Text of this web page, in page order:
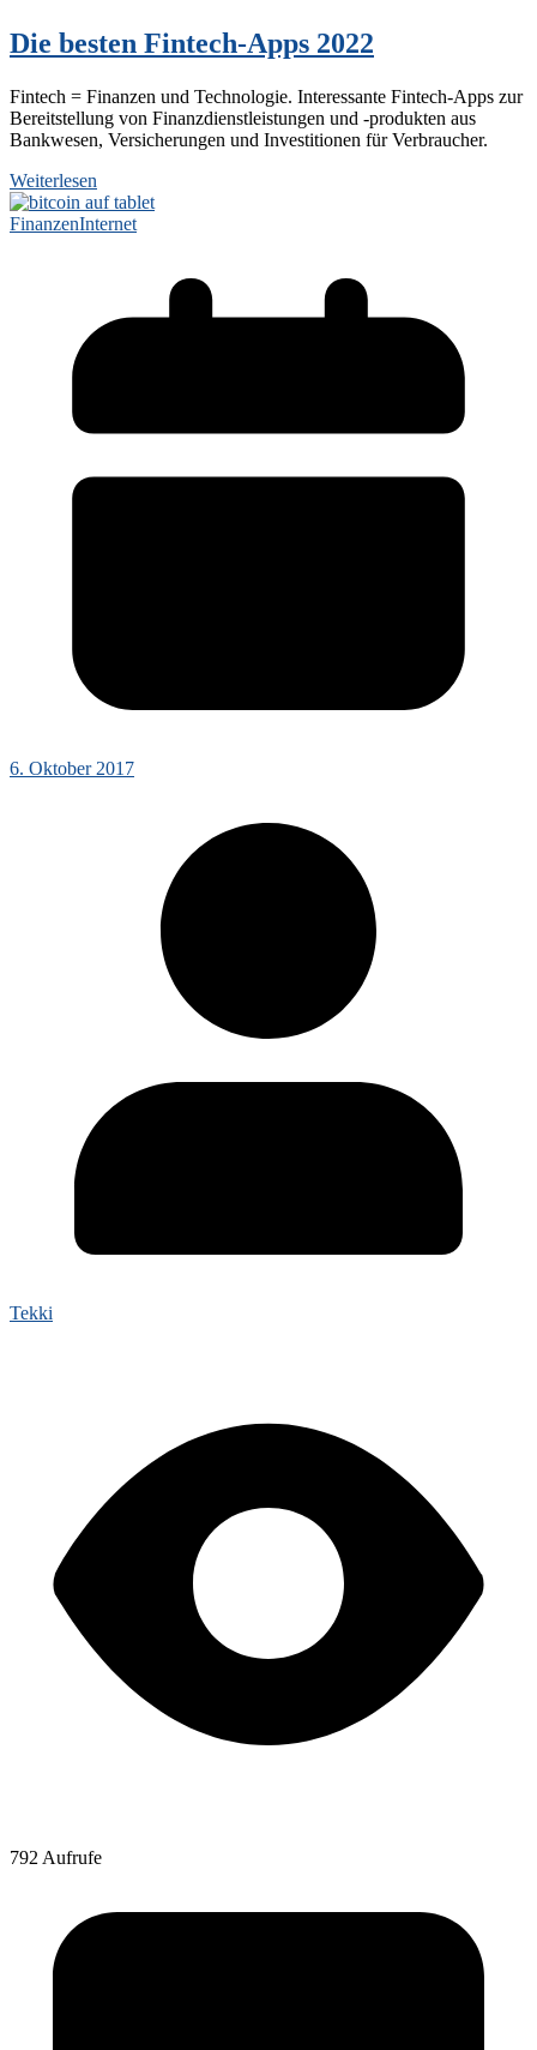
Die besten Fintech-Apps 2022
Fintech = Finanzen und Technologie. Interessante Fintech-Apps zur
Bereitstellung von Finanzdienstleistungen und -produkten aus
Bankwesen, Versicherungen und Investitionen für Verbraucher.
Weiterlesen
FinanzenInternet
6. Oktober 2017
Tekki
792 Aufrufe